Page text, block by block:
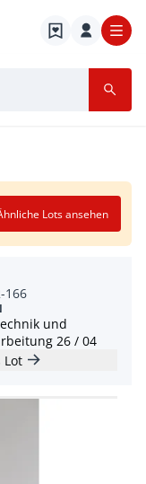
Lots ansehen
166
und
26 / 04
Lot